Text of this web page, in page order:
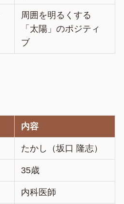
周囲を明るくする
「太陽」のポジティ
ブ
内容
たかし（坂口 隆志）
35歳
内科医師